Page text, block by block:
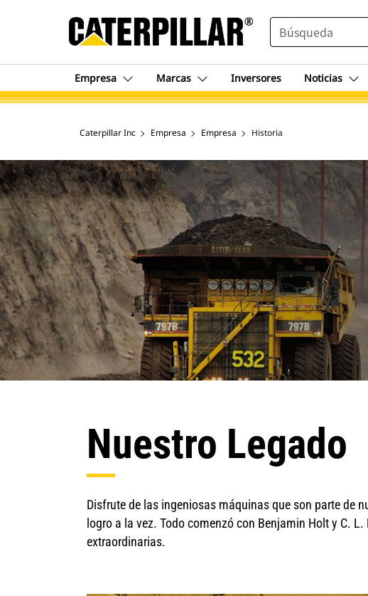
SEARCH
Empresa Marcas Inversores Noticias
Caterpillar Inc Empresa Empresa Historia
Nuestro Legado
Disfrute de las ingeniosas máquinas que son parte de
logro a la vez. Todo comenzó con Benjamin Holt y C.
extraordinarias.